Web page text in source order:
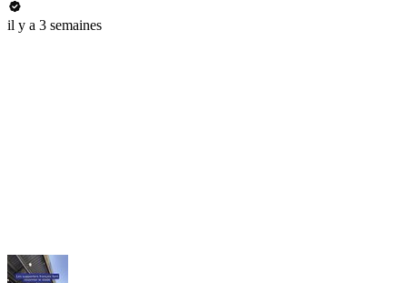
il y a 3 semaines